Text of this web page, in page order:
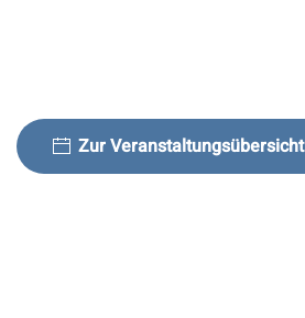
Zur Veranstaltungsübersicht